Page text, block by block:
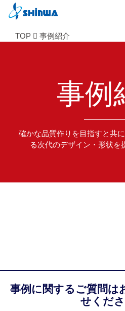
TOP 事例紹介
事例
確かな品質作りを目指すと共
る次代のデザイン・形状を
事例に関するご質問は
せくださ